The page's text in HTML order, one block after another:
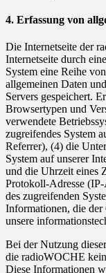
4. Erfassung von
Die Internetseite der
Internetseite durch
System eine Reihe
allgemeinen Daten
Servers gespeichert.
Browsertypen und
verwendete
zugreifendes System
Referrer), (4) die
System auf unserer
und die Uhrzeit eines
Protokoll-Adresse
des zugreifenden
Informationen, die
unsere
Bei der Nutzung
die radioWOCHE
Diese Informationen